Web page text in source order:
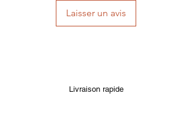
Laisser un avis
Livraison rapide